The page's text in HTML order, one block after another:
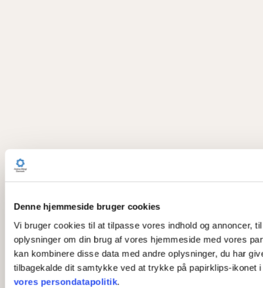
Denne hjemmeside bruger cookies
Vi bruger cookies til at tilpasse vores indhold og annoncer,
oplysninger om din brug af vores hjemmeside med vores
kan kombinere disse data med andre oplysninger, du har
tilbagekalde dit samtykke ved at trykke på papirklips-ikonet
vores persondatapolitik.